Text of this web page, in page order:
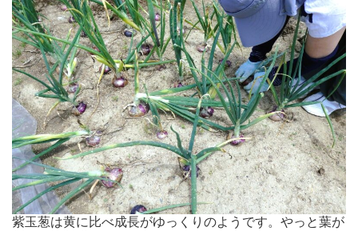
紫玉葱は黄に比べ成長がゆっくりのようです。やっと葉が